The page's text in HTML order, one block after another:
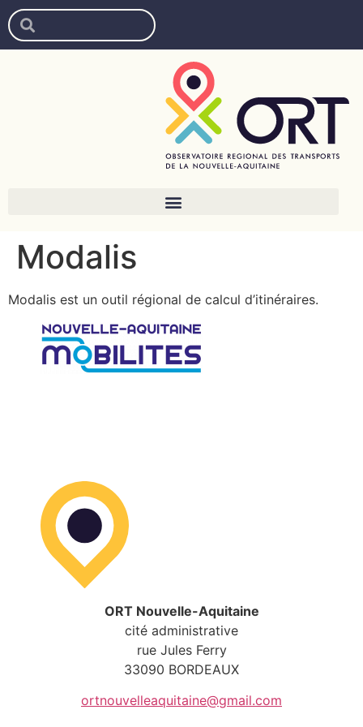
Modalis
Modalis est un outil régional de calcul d’itinéraires.
ORT Nouvelle-Aquitaine
cité administrative
rue Jules Ferry
33090 BORDEAUX
ortnouvelleaquitaine@gmail.com